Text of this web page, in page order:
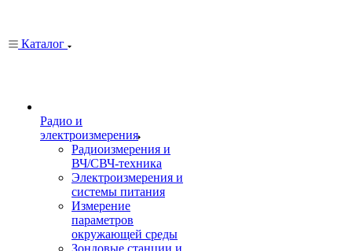
Каталог
Радио и
электроизмерения
Радиоизмерения и
ВЧ/СВЧ-техника
Электроизмерения и
системы питания
Измерение
параметров
окружающей среды
Зондовые станции и